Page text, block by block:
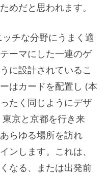
めだと思われます。
ッチな分野にうまく適
ーマにした一連のゲ
に設計されているこ
はカードを配置し (本
たく同じようにデザ
京と京都を行き来
らゆる場所を訪れ
ンします。これは、
なる、または出発前